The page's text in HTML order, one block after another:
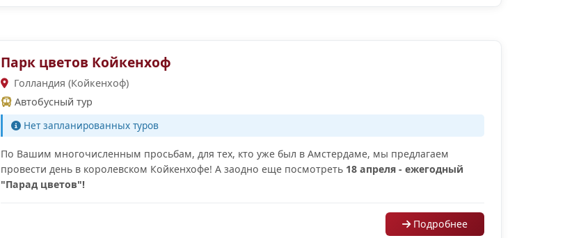
Парк цветов Койкенхоф
Голландия (Койкенхоф)
Автобусный тур
Нет запланированных туров
По Вашим многочисленным просьбам, для тех, кто уже был в Амстердаме, мы предлагаем
провести день в королевском Койкенхофе! А заодно еще посмотреть 18 апреля - ежегодный
"Парад цветов"!
Подробнее